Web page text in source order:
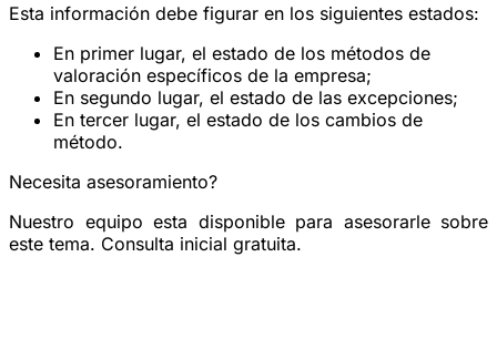
Esta información debe figurar en los siguientes estados:
En primer lugar, el estado de los métodos de
valoración específicos de la empresa;
En segundo lugar, el estado de las excepciones;
En tercer lugar, el estado de los cambios de
método.
Necesita asesoramiento?
Nuestro equipo esta disponible para asesorarle sobre
este tema. Consulta inicial gratuita.